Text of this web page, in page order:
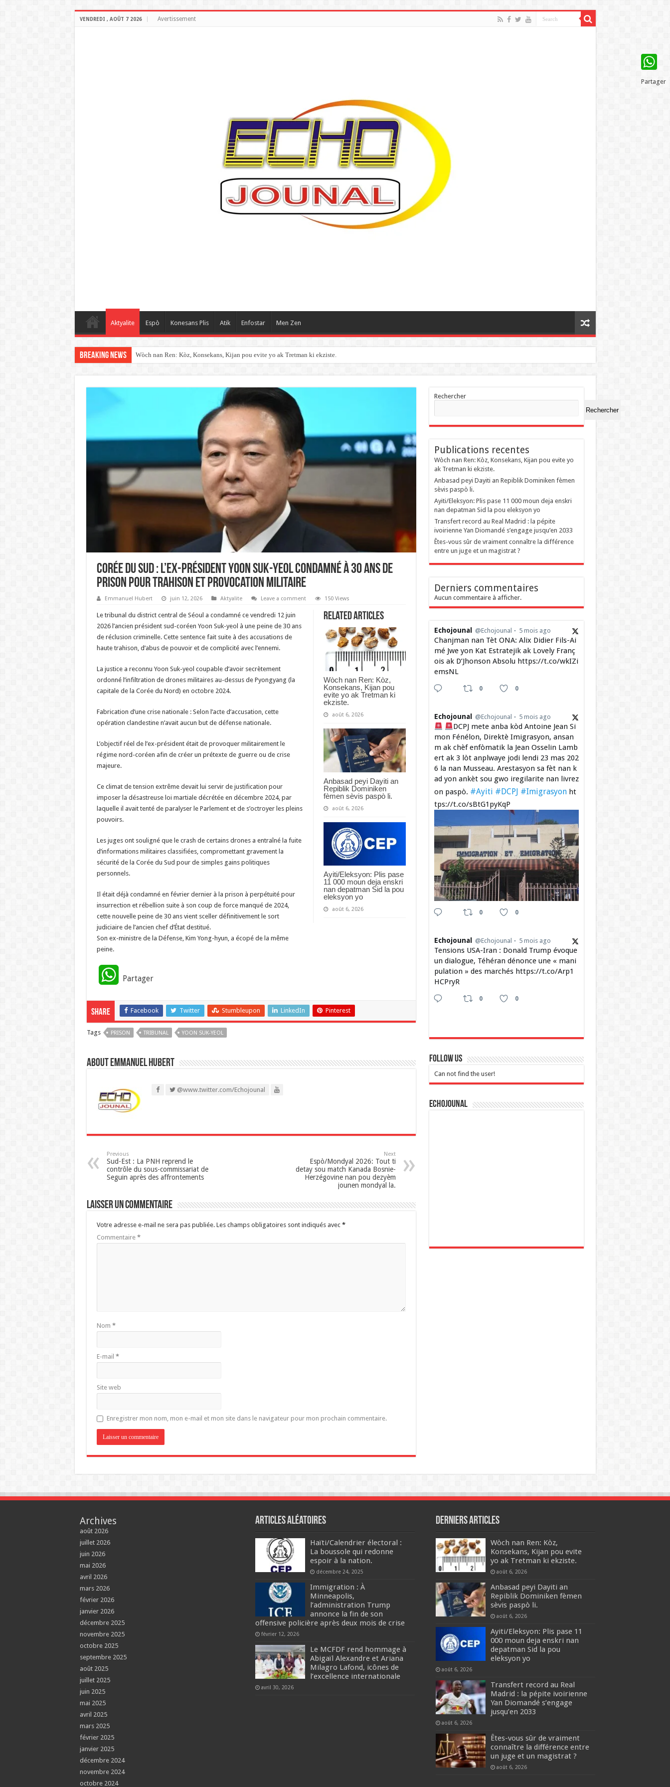
VENDREDI , AOÛT 7 2026 Avertissement
Aktyalite Espò Konesans Plis Atik Enfostar Men Zen
Breaking News Wòch nan Ren: Kòz, Konsekans, Kijan pou evite yo ak Tretman ki ekziste.
Corée du Sud : L’ex-président Yoon Suk-yeol condamné à 30 ans de
prison pour trahison et provocation militaire
Emmanuel Hubert juin 12, 2026 Aktyalite Leave a comment 150 Views
Related Articles
Wòch nan Ren: Kòz,
Konsekans, Kijan pou
evite yo ak Tretman ki
ekziste.
août 6, 2026
Anbasad peyi Dayiti an
Repiblik Dominiken
fèmen sèvis paspò li.
août 6, 2026
Ayiti/Eleksyon: Plis pase
11 000 moun deja enskri
nan depatman Sid la pou
eleksyon yo
août 6, 2026
Le tribunal du district central de Séoul a condamné ce vendredi 12 juin
2026 l’ancien président sud-coréen Yoon Suk-yeol à une peine de 30 ans
de réclusion criminelle. Cette sentence fait suite à des accusations de
haute trahison, d’abus de pouvoir et de complicité avec l’ennemi.
La justice a reconnu Yoon Suk-yeol coupable d’avoir secrètement
ordonné l’infiltration de drones militaires au-dessus de Pyongyang (la
capitale de la Corée du Nord) en octobre 2024.
Fabrication d’une crise nationale : Selon l’acte d’accusation, cette
opération clandestine n’avait aucun but de défense nationale.
L’objectif réel de l’ex-président était de provoquer militairement le
régime nord-coréen afin de créer un prétexte de guerre ou de crise
majeure.
Ce climat de tension extrême devait lui servir de justification pour
imposer la désastreuse loi martiale décrétée en décembre 2024, par
laquelle il avait tenté de paralyser le Parlement et de s’octroyer les pleins
pouvoirs.
Les juges ont souligné que le crash de certains drones a entraîné la fuite
d’informations militaires classifiées, compromettant gravement la
sécurité de la Corée du Sud pour de simples gains politiques
personnels.
Il était déjà condamné en février dernier à la prison à perpétuité pour
insurrection et rébellion suite à son coup de force manqué de 2024,
cette nouvelle peine de 30 ans vient sceller définitivement le sort
judiciaire de l’ancien chef d’État destitué.
Son ex-ministre de la Défense, Kim Yong-hyun, a écopé de la même
peine.
W
a
t
p
p
Partager
Share Facebook Twitter Stumbleupon LinkedIn Pinterest
Tags PRISON TRIBUNAL YOON SUK-YEOL
About Emmanuel Hubert
@www.twitter.com/Echojounal
Previous
Sud-Est : La PNH reprend le
contrôle du sous-commissariat de
Seguin après des affrontements
Next
‎Espò/Mondyal 2026: Tout ti
detay sou match Kanada Bosnie-
Herzégovine nan pou dezyèm
jounen mondyal la.
Laisser un commentaire
Votre adresse e-mail ne sera pas publiée. Les champs obligatoires sont indiqués avec *
Commentaire *
Nom *
E-mail *
Site web
Enregistrer mon nom, mon e-mail et mon site dans le navigateur pour mon prochain commentaire.
Rechercher
Rechercher
Publications recentes
Wòch nan Ren: Kòz, Konsekans, Kijan pou evite yo
ak Tretman ki ekziste.
Anbasad peyi Dayiti an Repiblik Dominiken fèmen
sèvis paspò li.
Ayiti/Eleksyon: Plis pase 11 000 moun deja enskri
nan depatman Sid la pou eleksyon yo
Transfert record au Real Madrid : la pépite
ivoirienne Yan Diomandé s’engage jusqu’en 2033
Êtes-vous sûr de vraiment connaître la différence
entre un juge et un magistrat ?
Derniers commentaires
Aucun commentaire à afficher.
Echojounal @Echojounal 5 mois ago
Chanjman nan Tèt ONA: Alix Didier Fils-Ai
mé Jwe yon Kat Estratejik ak Lovely Franç
ois ak D’Jhonson Absolu https://t.co/wkIZi
emsNL
0 0
Echojounal @Echojounal 5 mois ago
DCPJ mete anba kòd Antoine Jean Si
mon Fénélon, Direktè Imigrasyon, ansan
m ak chèf enfòmatik la Jean Osselin Lamb
ert ak 3 lòt anplwaye jodi lendi 23 mas 202
6 la nan Musseau. Arestasyon sa fèt nan k
ad yon ankèt sou gwo iregilarite nan livrez
on paspò. #Ayiti #DCPJ #Imigrasyonht
tps://t.co/sBtG1pyKqP
0 0
Echojounal @Echojounal 5 mois ago
Tensions USA-Iran : Donald Trump évoque
un dialogue, Téhéran dénonce une « mani
pulation » des marchés https://t.co/Arp1
HCPryR
0 0
Follow Us
Can not find the user!
Echojounal
Archives
août 2026
juillet 2026
juin 2026
mai 2026
avril 2026
mars 2026
février 2026
janvier 2026
décembre 2025
novembre 2025
octobre 2025
septembre 2025
août 2025
juillet 2025
juin 2025
mai 2025
avril 2025
mars 2025
février 2025
janvier 2025
décembre 2024
novembre 2024
octobre 2024
Articles aléatoires
Haïti/Calendrier électoral :
La boussole qui redonne
espoir à la nation.
décembre 24, 2025
Immigration : À
Minneapolis,
l’administration Trump
annonce la fin de son
offensive policière après deux mois de crise
février 12, 2026
Le MCFDF rend hommage à
Abigaïl Alexandre et Ariana
Milagro Lafond, icônes de
l’excellence internationale
avril 30, 2026
Derniers articles
Wòch nan Ren: Kòz,
Konsekans, Kijan pou evite
yo ak Tretman ki ekziste.
août 6, 2026
Anbasad peyi Dayiti an
Repiblik Dominiken fèmen
sèvis paspò li.
août 6, 2026
Ayiti/Eleksyon: Plis pase 11
000 moun deja enskri nan
depatman Sid la pou
eleksyon yo
août 6, 2026
Transfert record au Real
Madrid : la pépite ivoirienne
Yan Diomandé s’engage
jusqu’en 2033
août 6, 2026
Êtes-vous sûr de vraiment
connaître la différence entre
un juge et un magistrat ?
août 6, 2026
WhatsApp
Partager